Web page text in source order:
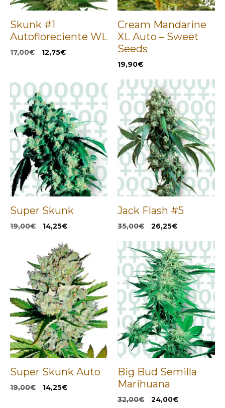
Skunk #1
Autofloreciente WL
17,00€
El
era:
12,75€El
es:
Cream Mandarine
XL Auto – Sweet
Seeds
19,90€
Super Skunk
19,00€
El
original
era:
19,00€.
14,25€El
actual
es:
14,25€.
Jack Flash #5
35,00€
El
era:
35,00€.
26,25€El
es:
26,25€.
Super Skunk Auto
19,00€
El
14,25€El
Big Bud Semilla
Marihuana
32,00€
El
24,00€El